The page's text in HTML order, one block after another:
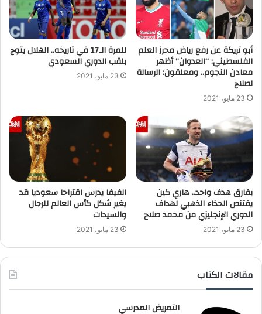
أبو تريكة عن رفع رياض محرز العلم
الفلسطيني: “العدوان” أظهر
معادن النجوم.. ومعلقون: الرسالة
لصلاح
23 مايو، 2021
للمرة الـ17 في تاريخه.. الهلال يتوج
بلقب الدوري السعودي
23 مايو، 2021
بفارق هدف واحد.. هاري كين
يقتنص الحذاء الذهبي لهداف
الدوري الإنجليزي من محمد صلاح
23 مايو، 2021
الفيفا يدرس اقتراحا سعوديا قد
يغير شكل كأس العالم للرجال
والسيدات
23 مايو، 2021
مقالات الكتاب
التمريض المدرسي